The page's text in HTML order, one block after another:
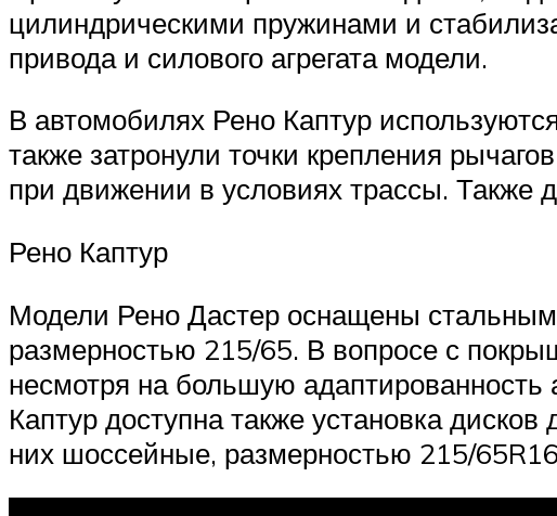
цилиндрическими пружинами и
привода и силового агрегата модели.
В автомобилях Рено Каптур
также затронули точки крепления
при движении в условиях трассы. Также
Рено Каптур
Модели Рено Дастер оснащены
размерностью 215/65. В вопросе с
несмотря на большую
Каптур доступна также установка
них шоссейные, размерностью 215/